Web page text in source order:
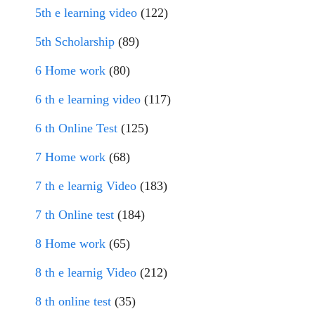
5th e learning video (122)
5th Scholarship (89)
6 Home work (80)
6 th e learning video (117)
6 th Online Test (125)
7 Home work (68)
7 th e learnig Video (183)
7 th Online test (184)
8 Home work (65)
8 th e learnig Video (212)
8 th online test (35)